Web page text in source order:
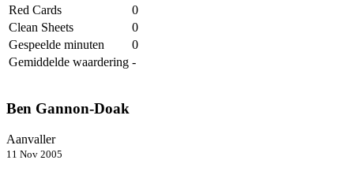
Red Cards
0
Clean Sheets
0
Gespeelde minuten
0
Gemiddelde waardering -
Ben Gannon-Doak
Aanvaller
11 Nov 2005